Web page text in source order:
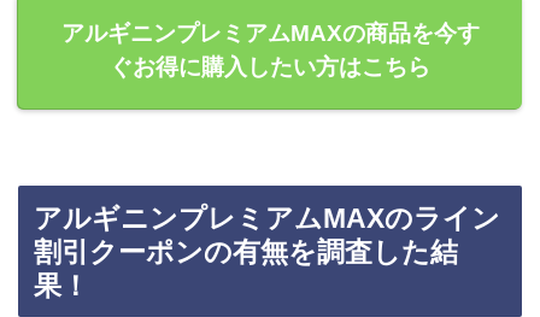
アルギニンプレミアムMAXの商品を今す
ぐお得に購入したい方はこちら
アルギニンプレミアムMAXのライン
割引クーポンの有無を調査した結
果！